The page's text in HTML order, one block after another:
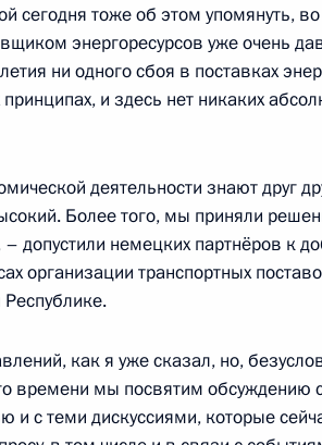
канцлером Германии
Федеральным канцлером Германии
сегодня тоже об этом упомянуть,
энергоресурсов уже очень
ни одного сбоя в поставках
и здесь нет никаких
деятельности знают друг
Более того, мы приняли
– допустили немецких партнёров к
организации транспортных
как я уже сказал, но,
времени мы посвятим обсуждению
и с теми дискуссиями, которые